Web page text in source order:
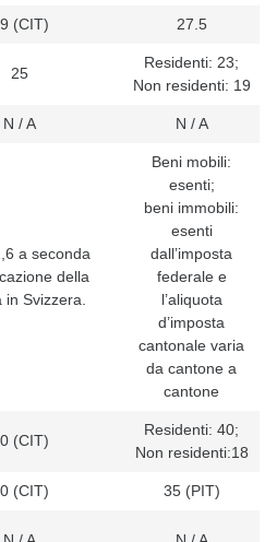
(CIT) 27.5
25
Residenti: 23;
Non residenti: 19
N / A N / A
a seconda
della
in Svizzera.
Beni mobili:
esenti;
beni immobili:
esenti
dall’imposta
federale e
l’aliquota
d’imposta
cantonale varia
da cantone a
cantone
(CIT)
Residenti: 40;
Non residenti:18
(CIT) 35 (PIT)